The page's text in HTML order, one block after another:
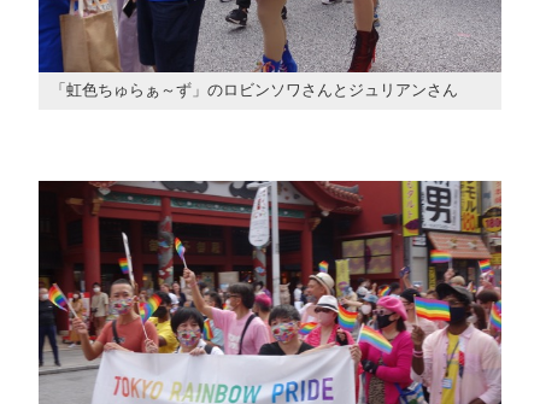
「虹色ちゅらぁ～ず」のロビンソワさんとジュリアンさん